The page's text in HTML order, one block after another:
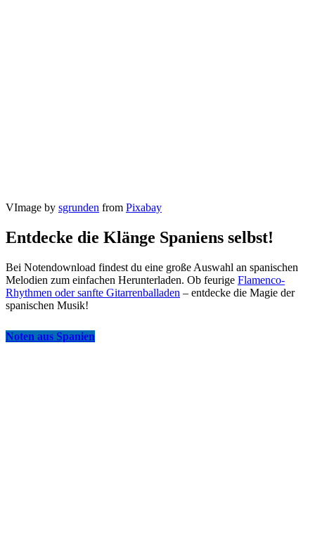
VImage by sgrunden from Pixabay
Entdecke die Klänge Spaniens selbst!
Bei Notendownload findest du eine große Auswahl an spanischen
Melodien zum einfachen Herunterladen. Ob feurige Flamenco-
Rhythmen oder sanfte Gitarrenballaden – entdecke die Magie der
spanischen Musik!
Noten aus Spanien